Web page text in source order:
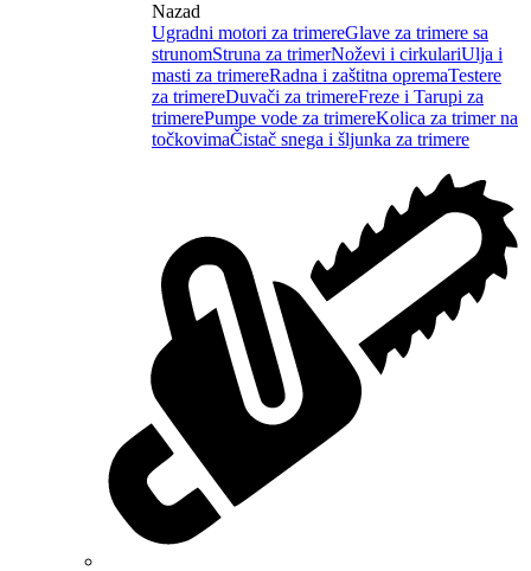
Nazad
Ugradni motori za trimereGlave za trimere sa
strunomStruna za trimerNoževi i cirkulariUlja i
masti za trimereRadna i zaštitna opremaTestere
za trimereDuvači za trimereFreze i Tarupi za
trimerePumpe vode za trimereKolica za trimer na
točkovimaČistač snega i šljunka za trimere